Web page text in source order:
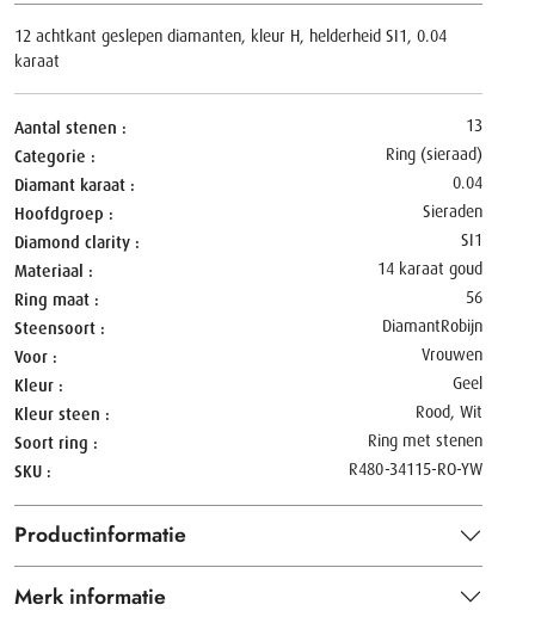
12 achtkant geslepen diamanten, kleur H, helderheid SI1, 0.04
karaat
Aantal stenen
13
Categorie
Ring (sieraad)
Diamant karaat
0.04
Hoofdgroep
Sieraden
Diamond clarity
SI1
Materiaal
14 karaat goud
Ring maat
56
Steensoort
DiamantRobijn
Voor
Vrouwen
Kleur
Geel
Kleur steen
Rood, Wit
Soort ring
Ring met stenen
SKU
R480-34115-RO-YW
Productinformatie
Merk informatie